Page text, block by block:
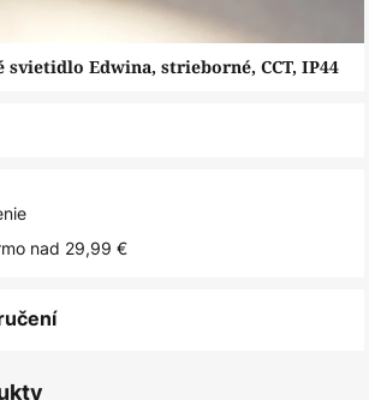
svietidlo Edwina, strieborné, CCT, IP44
nad 29,99 €